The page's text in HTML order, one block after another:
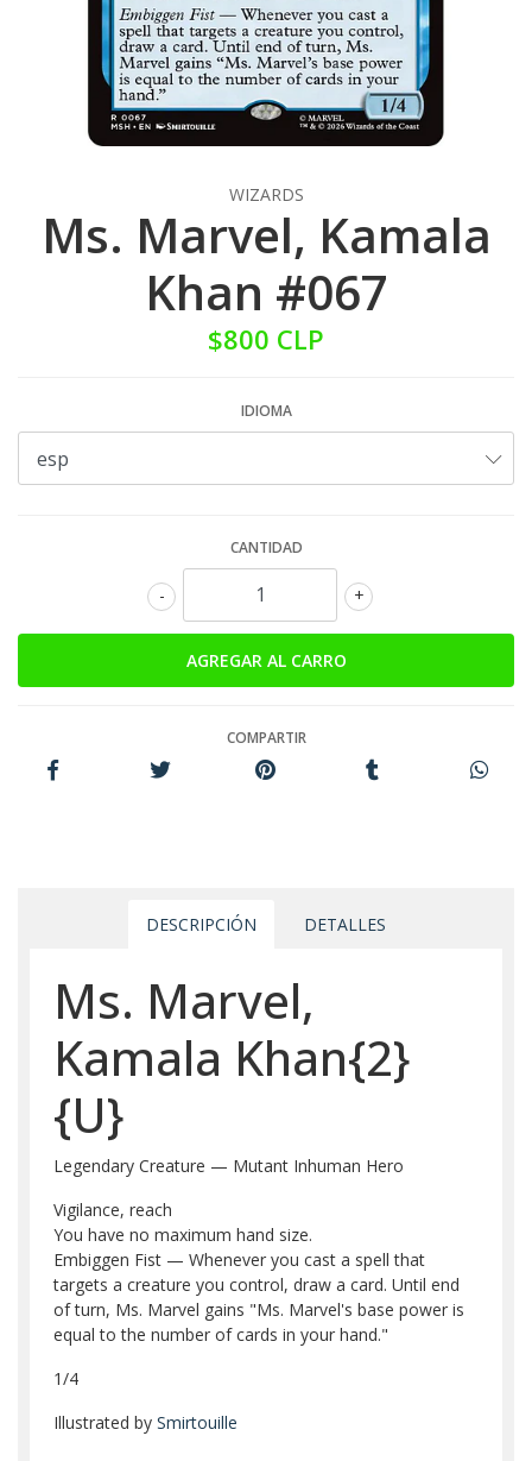
WIZARDS
Ms. Marvel, Kamala
Khan #067
$800 CLP
IDIOMA
CANTIDAD
+
-
COMPARTIR
DESCRIPCIÓN DETALLES
Ms. Marvel,
Kamala Khan{2}
{U}
Legendary Creature — Mutant Inhuman Hero
Vigilance, reach
You have no maximum hand size.
Embiggen Fist — Whenever you cast a spell that
targets a creature you control, draw a card. Until end
of turn, Ms. Marvel gains "Ms. Marvel's base power is
equal to the number of cards in your hand."
1/4
Illustrated by Smirtouille